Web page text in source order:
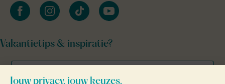
facebookinstagramtiktok youtube
Vakantietips & inspiratie?